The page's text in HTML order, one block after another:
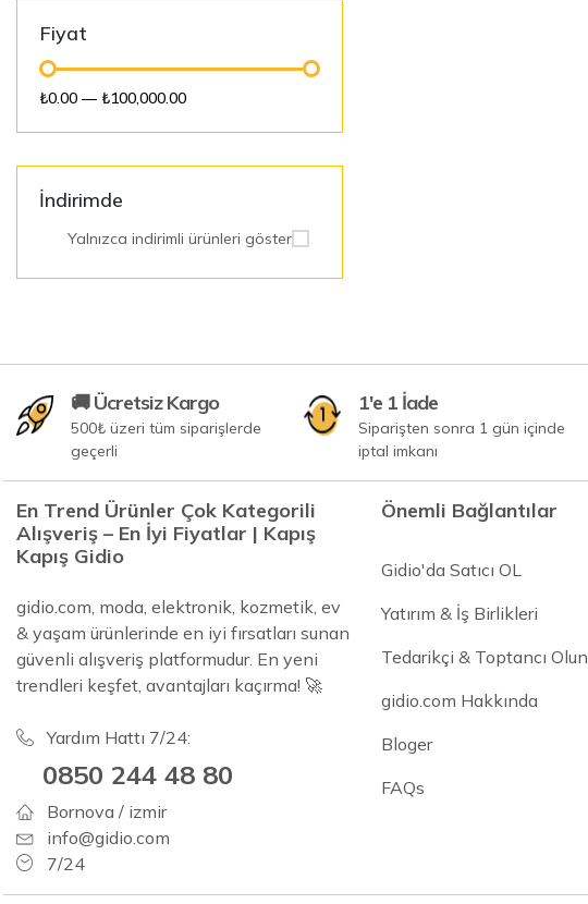
Fiyat
₺0.00 —₺100,000.00
İndirimde
Yalnızca indirimli ürünleri göster
🚚 Ücretsiz Kargo
500₺ üzeri tüm siparişlerde
geçerli
1'e 1 İade
Siparişten sonra 1 gün içinde
iptal imkanı
En Trend Ürünler Çok Kategorili
Alışveriş – En İyi Fiyatlar | Kapış
Kapış Gidio
gidio.com, moda, elektronik, kozmetik, ev
& yaşam ürünlerinde en iyi fırsatları sunan
güvenli alışveriş platformudur. En yeni
trendleri keşfet, avantajları kaçırma! 🚀
Yardım Hattı 7/24:
0850 244 48 80
Bornova / izmir
info@gidio.com
7/24
Önemli Bağlantılar
Gidio'da Satıcı OL
Yatırım & İş Birlikleri
Tedarikçi & Toptancı Olun
gidio.com Hakkında
Bloger
FAQs